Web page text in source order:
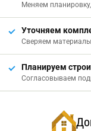
Меняем
Уточняем
Сверяем материалы
Планируем
Согласовываем